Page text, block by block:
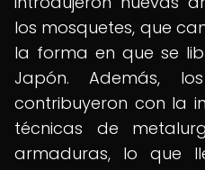
los mosquetes, que
la forma en que se
Japón. Además,
contribuyeron con la
técnicas de
armaduras, lo que